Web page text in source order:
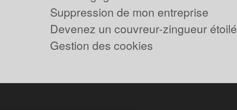
Suppression de mon entreprise
Devenez un couvreur-zingueur étoilé
Gestion des cookies